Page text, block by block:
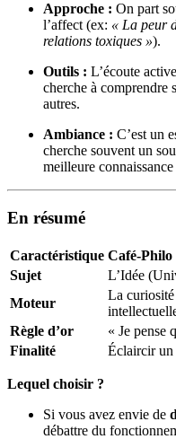
Approche : On part
l’affect (ex: « La peur
relations toxiques »).
Outils : L’écoute
cherche à comprendre
autres.
Ambiance : C’est un
cherche souvent un
meilleure
En résumé
Caractéristique Café-Philo
Sujet
L’Idée
Moteur
La curiosité
Règle d’or
« Je pense
Finalité
Éclaircir un
Lequel choisir ?
Si vous avez envie de
débattre du